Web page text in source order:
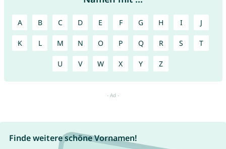
A B C D E F G H I J
K L M N O P Q R S T
U V W X Y Z
Finde weitere schöne Vornamen!